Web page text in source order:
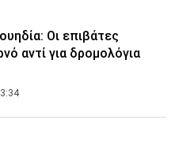
Οι επιβάτες
αντί για δρομολόγια